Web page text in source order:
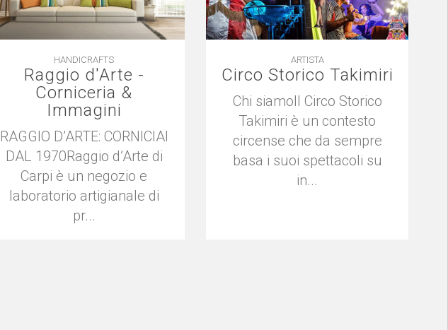
HANDICRAFTS
Raggio d'Arte -
Corniceria &
Immagini
RAGGIO D’ARTE: CORNICIAI
DAL 1970Raggio d’Arte di
Carpi è un negozio e
laboratorio artigianale di
pr...
ARTISTA
Circo Storico Takimiri
Chi siamoIl Circo Storico
Takimiri è un contesto
circense che da sempre
basa i suoi spettacoli su
in...